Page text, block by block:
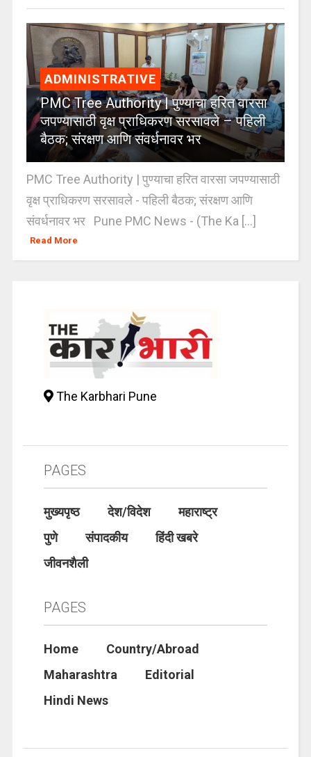
ADMINISTRATIVE
PMC Tree Authority | पुण्याचा हरित वारसा
जपण्यासाठी वृक्ष प्राधिकरण सरसावले – पहिली
बैठक; संरक्षण आणि संवर्धनावर भर
PMC Tree Authority | पुण्याचा हरित वारसा जपण्यासाठी
वृक्ष प्राधिकरण सरसावले - पहिली बैठक; संरक्षण आणि
संवर्धनावर भर Pune PMC News - (The Ka [...]
Read More
The Karbhari Pune
PAGES
मुख्यपृष्ठ देश/विदेश
महाराष्ट्र
पुणे
संपादकीय
हिंदी खबरे
जीवनशैली
PAGES
Home
Country/Abroad
Maharashtra
Editorial
Hindi News